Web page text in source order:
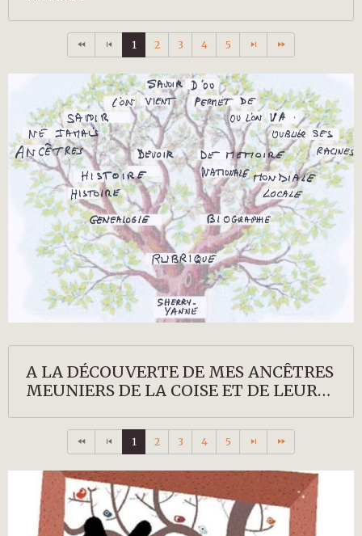
1 2 3 4 5
A LA DÉCOUVERTE DE MES ANCÊTRES
MEUNIERS DE LA COISE ET DE LEURS
1 2 3 4 5